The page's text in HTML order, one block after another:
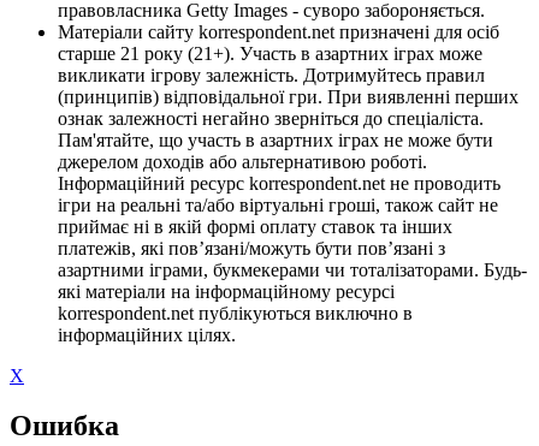
правовласника Getty Images - суворо забороняється.
Матеріали сайту korrespondent.net призначені для осіб
старше 21 року (21+). Участь в азартних іграх може
викликати ігрову залежність. Дотримуйтесь правил
(принципів) відповідальної гри. При виявленні перших
ознак залежності негайно зверніться до спеціаліста.
Пам'ятайте, що участь в азартних іграх не може бути
джерелом доходів або альтернативою роботі.
Інформаційний ресурс korrespondent.net не проводить
ігри на реальні та/або віртуальні гроші, також сайт не
приймає ні в якій формі оплату ставок та інших
платежів, які пов’язані/можуть бути пов’язані з
азартними іграми, букмекерами чи тоталізаторами. Будь-
які матеріали на інформаційному ресурсі
korrespondent.net публікуються виключно в
інформаційних цілях.
X
Ошибка